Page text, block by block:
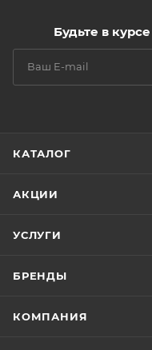
Будьте в
КАТАЛОГ
АКЦИИ
УСЛУГИ
БРЕНДЫ
КОМПАНИЯ